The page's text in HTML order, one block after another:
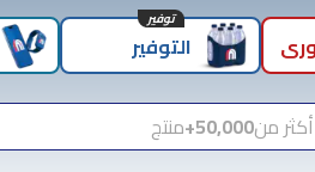
التوفير
توفير
من50,000+ منتج